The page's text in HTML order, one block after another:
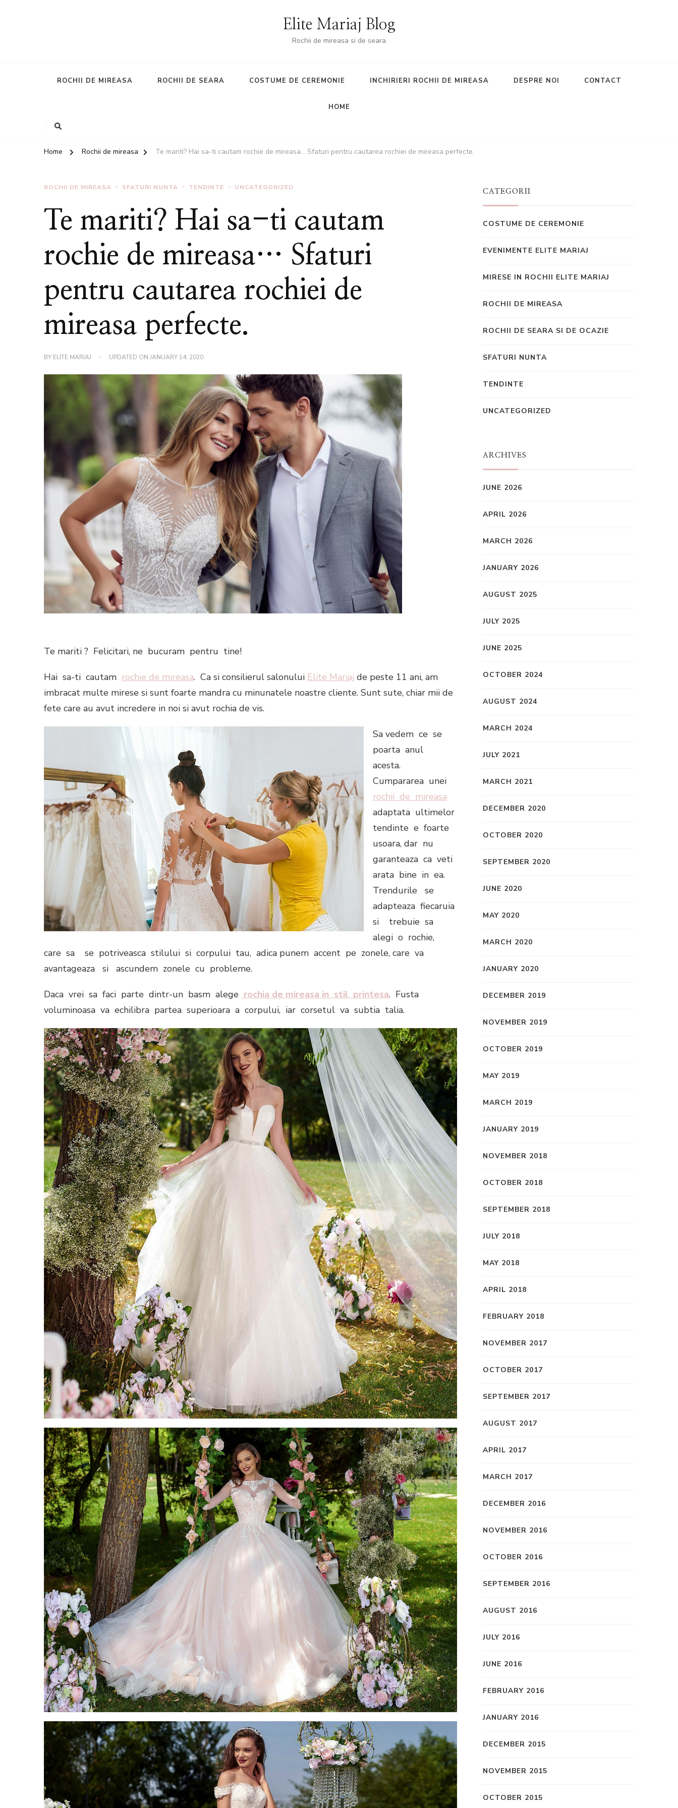
Elite Mariaj Blog
Rochii de mireasa si de seara
ROCHII DE MIREASA ROCHII DE SEARA COSTUME DE CEREMONIE INCHIRIERI ROCHII DE MIREASA DESPRE NOI CONTACT
HOME
Home Rochii de mireasa Te mariti? Hai sa-ti cautam rochie de mireasa… Sfaturi pentru cautarea rochiei de mireasa perfecte.
ROCHII DE MIREASA SFATURI NUNTA TENDINTE UNCATEGORIZED
Te mariti? Hai sa-ti cautam
rochie de mireasa… Sfaturi
pentru cautarea rochiei de
mireasa perfecte.
BY ELITE MARIAJ UPDATED ON JANUARY 14, 2020
Te mariti ? Felicitari, ne bucuram pentru tine!
Hai sa-ti cautam rochie de mireasa. Ca si consilierul salonului Elite Mariaj de peste 11 ani, am
imbracat multe mirese si sunt foarte mandra cu minunatele noastre cliente. Sunt sute, chiar mii de
fete care au avut incredere in noi si avut rochia de vis.
Sa vedem ce se
poarta anul
acesta.
Cumpararea unei
rochii de mireasa
adaptata ultimelor
tendinte e foarte
usoara, dar nu
garanteaza ca veti
arata bine in ea.
Trendurile se
adapteaza fiecaruia
si trebuie sa
alegi o rochie,
care sa se potriveasca stilului si corpului tau, adica punem accent pe zonele, care va
avantageaza si ascundem zonele cu probleme.
Daca vrei sa faci parte dintr-un basm alege rochia de mireasa in stil printesa. Fusta
voluminoasa va echilibra partea superioara a corpului, iar corsetul va subtia talia.
CATEGORII
COSTUME DE CEREMONIE
EVENIMENTE ELITE MARIAJ
MIRESE IN ROCHII ELITE MARIAJ
ROCHII DE MIREASA
ROCHII DE SEARA SI DE OCAZIE
SFATURI NUNTA
TENDINTE
UNCATEGORIZED
ARCHIVES
JUNE 2026
APRIL 2026
MARCH 2026
JANUARY 2026
AUGUST 2025
JULY 2025
JUNE 2025
OCTOBER 2024
AUGUST 2024
MARCH 2024
JULY 2021
MARCH 2021
DECEMBER 2020
OCTOBER 2020
SEPTEMBER 2020
JUNE 2020
MAY 2020
MARCH 2020
JANUARY 2020
DECEMBER 2019
NOVEMBER 2019
OCTOBER 2019
MAY 2019
MARCH 2019
JANUARY 2019
NOVEMBER 2018
OCTOBER 2018
SEPTEMBER 2018
JULY 2018
MAY 2018
APRIL 2018
FEBRUARY 2018
NOVEMBER 2017
OCTOBER 2017
SEPTEMBER 2017
AUGUST 2017
APRIL 2017
MARCH 2017
DECEMBER 2016
NOVEMBER 2016
OCTOBER 2016
SEPTEMBER 2016
AUGUST 2016
JULY 2016
JUNE 2016
FEBRUARY 2016
JANUARY 2016
DECEMBER 2015
NOVEMBER 2015
OCTOBER 2015